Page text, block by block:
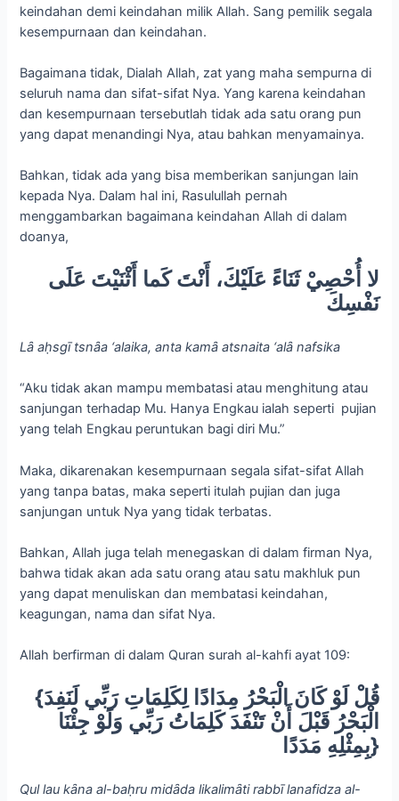
keindahan demi keindahan milik Allah. Sang pemilik segala
kesempurnaan dan keindahan.
Bagaimana tidak, Dialah Allah, zat yang maha sempurna di
seluruh nama dan sifat-sifat Nya. Yang karena keindahan
dan kesempurnaan tersebutlah tidak ada satu orang pun
yang dapat menandingi Nya, atau bahkan menyamainya.
Bahkan, tidak ada yang bisa memberikan sanjungan lain
kepada Nya. Dalam hal ini, Rasulullah pernah
menggambarkan bagaimana keindahan Allah di dalam
doanya,
لا أُحْصِيْ ثَنَاءً عَلَيْكَ، أَنْتَ كَما أَثْنَيْتَ عَلَى
نَفْسِكَ
Lȃ aḥsgī tsnȃa ‘alaika, anta kamȃ atsnaita ‘alȃ nafsika
“Aku tidak akan mampu membatasi atau menghitung atau
sanjungan terhadap Mu. Hanya Engkau ialah seperti pujian
yang telah Engkau peruntukan bagi diri Mu.”
Maka, dikarenakan kesempurnaan segala sifat-sifat Allah
yang tanpa batas, maka seperti itulah pujian dan juga
sanjungan untuk Nya yang tidak terbatas.
Bahkan, Allah juga telah menegaskan di dalam firman Nya,
bahwa tidak akan ada satu orang atau satu makhluk pun
yang dapat menuliskan dan membatasi keindahan,
keagungan, nama dan sifat Nya.
Allah berfirman di dalam Quran surah al-kahfi ayat 109:
{قُلْ لَوْ كَانَ الْبَحْرُ مِدَادًا لِكَلِمَاتِ رَبِّي لَنَفِدَ
الْبَحْرُ قَبْلَ أَنْ تَنْفَدَ كَلِمَاتُ رَبِّي وَلَوْ جِئْنَا
بِمِثْلِهِ مَدَدًا}
Qul lau kȃna al-baḥru midȃda likalimȃti rabbī lanafidza al-